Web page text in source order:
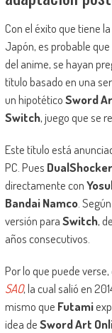
Con el éxito que tiene
Japón, es probable
del anime, se hayan
título basado en una
un hipotéticoSword
Switch, juego que se
Este título está
PC. Pues
directamente con
Bandai Namco.
versión paraSwitch,
años consecutivos.
Por lo que puede
SAO, la cual salió en
mismo que Futami
idea deSword Art